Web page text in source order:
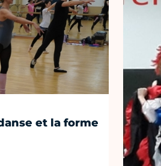
et la forme